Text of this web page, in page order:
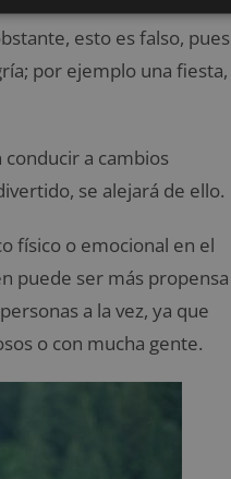
esto es falso, pues
por ejemplo una fiesta,
a cambios
se alejará de ello.
físico o emocional en el
puede ser más propensa
a la vez, ya que
o con mucha gente.